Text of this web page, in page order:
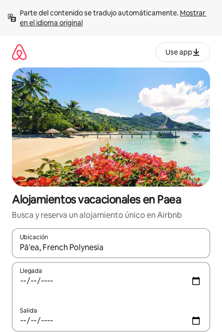
contenido
Parte del contenido se tradujo automáticamente. Mostrar
en el idioma original
Use app
Alojamientos vacacionales en Paea
Busca y reserva un alojamiento único en Airbnb
Ubicación
Cuando los resultados estén disponibles, podrás navegar
Llegada
Salida